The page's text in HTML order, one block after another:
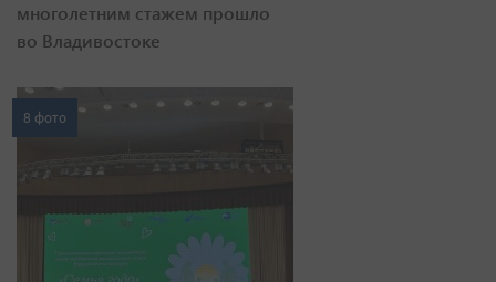
многолетним стажем прошло
во Владивостоке
8 фото